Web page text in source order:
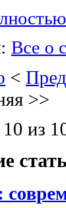
Все о
<
>>
из